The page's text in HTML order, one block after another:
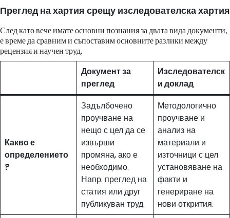
Преглед на хартия срещу изследователска хартия
След като вече имате основни познания за двата вида документи,
е време да сравним и съпоставим основните разлики между
рецензия и научен труд.
Документ за
преглед
Изследователск
и доклад
Какво е
определението
?
Задълбочено
проучване на
нещо с цел да се
извърши
промяна, ако е
необходимо.
Напр. преглед на
статия или друг
публикуван труд.
Методологично
проучване и
анализ на
материали и
източници с цел
установяване на
факти и
генериране на
нови открития.